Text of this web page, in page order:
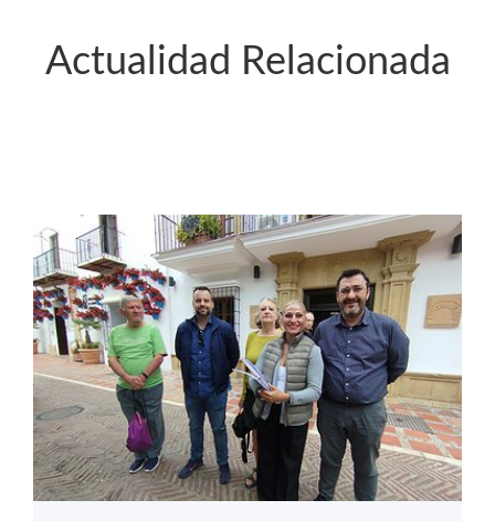
Actualidad Relacionada